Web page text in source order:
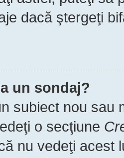
dacă ştergeţi
un sondaj?
subiect nou sau
o secţiune
nu vedeţi acest